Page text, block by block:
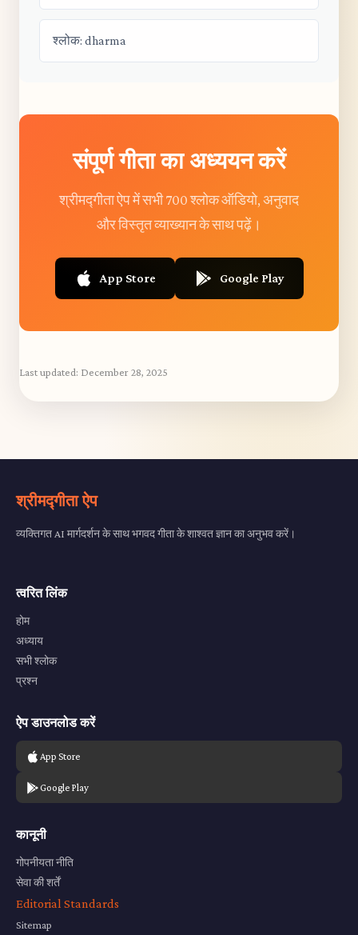
श्लोक: dharma
संपूर्ण गीता का अध्ययन करें
श्रीमद्गीता ऐप में सभी 700 श्लोक ऑडियो, अनुवाद
और विस्तृत व्याख्यान के साथ पढ़ें।
App Store Google Play
Last updated: December 28, 2025
श्रीमद्गीता ऐप
व्यक्तिगत AI मार्गदर्शन के साथ भगवद गीता के शाश्वत ज्ञान का अनुभव करें।
त्वरित लिंक
होम
अध्याय
सभी श्लोक
प्रश्न
ऐप डाउनलोड करें
App Store
Google Play
कानूनी
गोपनीयता नीति
सेवा की शर्तें
Editorial Standards
Sitemap